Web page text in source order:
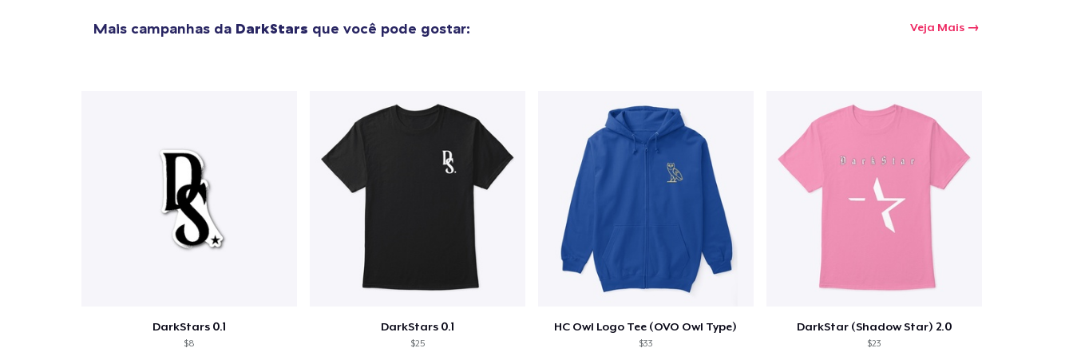
Mais campanhas da DarkStars que você pode gostar: Veja Mais
DarkStars 0.1
$8
DarkStars 0.1
$25
HC Owl Logo Tee (OVO Owl Type)
$33
DarkStar (Shadow Star) 2.0
$23
artigo adicionado ao Ir para o carrinho